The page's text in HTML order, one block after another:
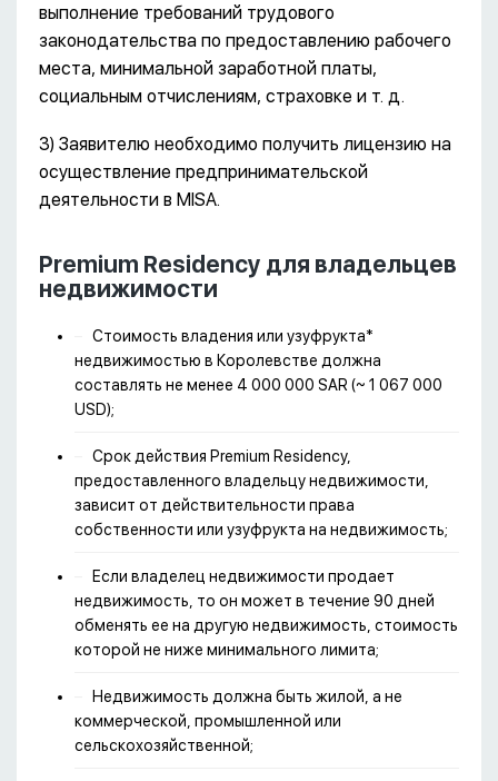
выполнение требований трудового
законодательства по предоставлению рабочего
места, минимальной заработной платы,
социальным отчислениям, страховке и т. д.
3) Заявителю необходимо получить лицензию на
осуществление предпринимательской
деятельности в MISA.
Premium Residency для владельцев
недвижимости
Стоимость владения или узуфрукта*
недвижимостью в Королевстве должна
составлять не менее 4 000 000 SAR (~ 1 067 000
USD);
Срок действия Premium Residency,
предоставленного владельцу недвижимости,
зависит от действительности права
собственности или узуфрукта на недвижимость;
Если владелец недвижимости продает
недвижимость, то он может в течение 90 дней
обменять ее на другую недвижимость, стоимость
которой не ниже минимального лимита;
Недвижимость должна быть жилой, а не
коммерческой, промышленной или
сельскохозяйственной;